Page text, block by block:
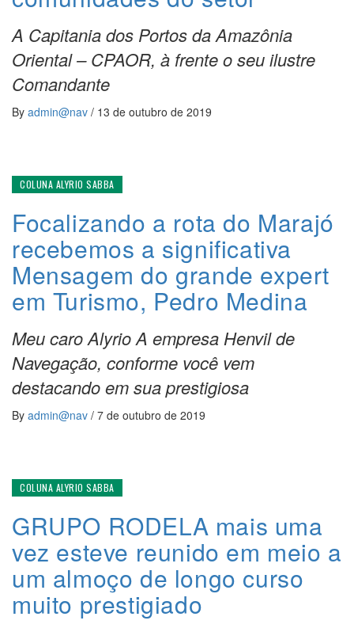
A Capitania dos Portos da Amazônia
Oriental – CPAOR, à frente o seu ilustre
Comandante
By admin@nav / 13 de outubro de 2019
COLUNA ALYRIO SABBA
Focalizando a rota do Marajó
recebemos a significativa
Mensagem do grande expert
em Turismo, Pedro Medina
Meu caro Alyrio A empresa Henvil de
Navegação, conforme você vem
destacando em sua prestigiosa
By admin@nav / 7 de outubro de 2019
COLUNA ALYRIO SABBA
GRUPO RODELA mais uma
vez esteve reunido em meio a
um almoço de longo curso
muito prestigiado